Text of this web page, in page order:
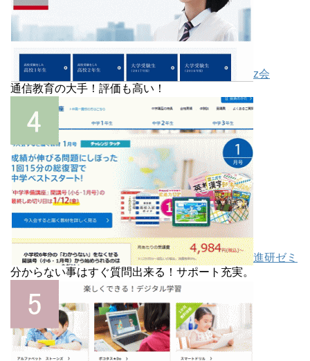
z会
通信教育の大手！評価も高い！
進研ゼミ
分からない事はすぐ質問出来る！サポート充実。